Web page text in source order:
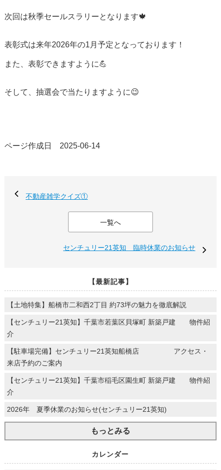
次回は秋季セールスラリーとなります🍁
表彰式は来年2026年の1月予定となっております！
また、表彰できますように💪
そして、抽選会で当たりますように😉
ページ作成日 2025-06-14
不動産雑学クイズ①
一覧へ
センチュリー21英知 臨時休業のお知らせ
【最新記事】
【土地特集】船橋市二和西2丁目 約73坪の魅力を徹底解説
【センチュリー21英知】千葉市若葉区貝塚町 新築戸建 物件紹
介
【駐車場完備】センチュリー21英知船橋店 アクセス・
来店予約のご案内
【センチュリー21英知】千葉市稲毛区園生町 新築戸建 物件紹
介
2026年 夏季休業のお知らせ(センチュリー21英知)
もっとみる
カレンダー